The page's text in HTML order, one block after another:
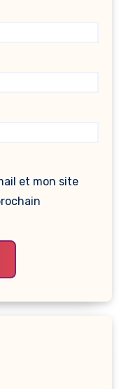
et mon site